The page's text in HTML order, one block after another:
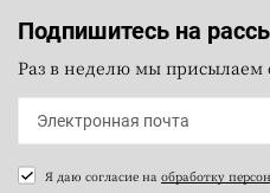
Подпишитесь на
Раз в неделю мы присылаем
Я даю согласие на обработку